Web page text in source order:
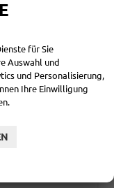
für Sie
Auswahl und
und Personalisierung,
Ihre Einwilligung